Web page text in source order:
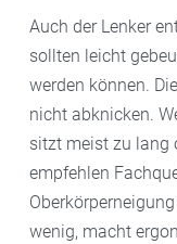
Auch der Lenker
sollten leicht
werden können.
nicht abknicken.
sitzt meist zu lang
empfehlen
wenig, macht